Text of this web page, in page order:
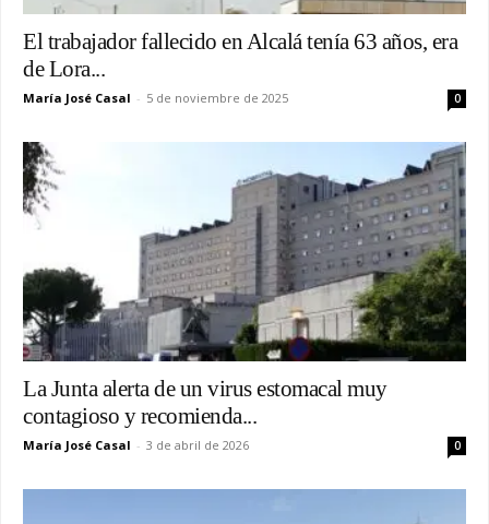
El trabajador fallecido en Alcalá tenía 63 años, era
de Lora...
María José Casal - 5 de noviembre de 2025 0
La Junta alerta de un virus estomacal muy
contagioso y recomienda...
María José Casal - 3 de abril de 2026 0